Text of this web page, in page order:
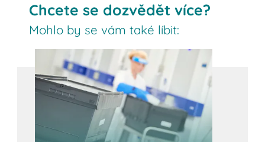
Chcete se dozvědět více?
Mohlo by se vám také líbit: